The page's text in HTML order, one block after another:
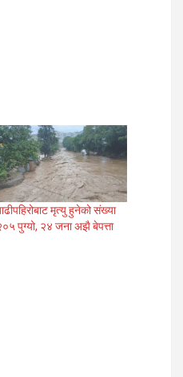
मृत्यु हुनेको संख्या
पुग्यो, २४ जना अझै बेपत्ता